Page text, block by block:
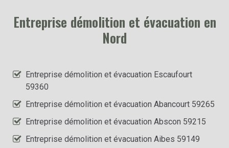
Entreprise démolition et évacuation en
Nord
Entreprise démolition et évacuation Escaufourt
59360
Entreprise démolition et évacuation Abancourt 59265
Entreprise démolition et évacuation Abscon 59215
Entreprise démolition et évacuation Aibes 59149